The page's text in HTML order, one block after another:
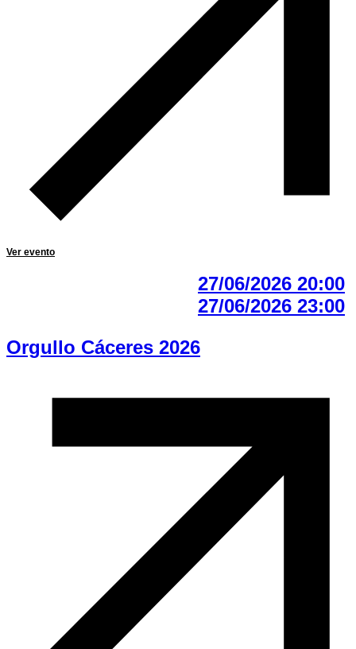
Ver evento
27/06/2026 20:00
27/06/2026 23:00
Orgullo Cáceres 2026